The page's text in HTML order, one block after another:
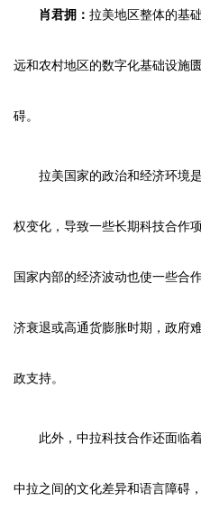
肖君拥： 拉美地区整体的基
远和农村地区的数字化基础设施
碍。
拉美国家的政治和经济环境
权变化，导致一些长期科技合作
国家内部的经济波动也使一些合
济衰退或高通货膨胀时期，政府
政支持。
此外，中拉科技合作还面临
中拉之间的文化差异和语言障碍